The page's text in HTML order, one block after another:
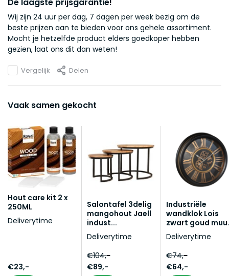
De laagste prijsgarantie!
Wij zijn 24 uur per dag, 7 dagen per week bezig om de
beste prijzen aan te bieden voor ons gehele assortiment.
Mocht je hetzelfde product elders goedkoper hebben
gezien, laat ons dit dan weten!
Vergelijk Delen
Vaak samen gekocht
Hout care kit 2 x
250ML
Deliverytime
€23,-
Salontafel 3delig
mangohout Jaell
indust...
Deliverytime
€104,-
€89,-
Industriële
wandklok Lois
zwart goud
Deliverytime
€74,-
€64,-